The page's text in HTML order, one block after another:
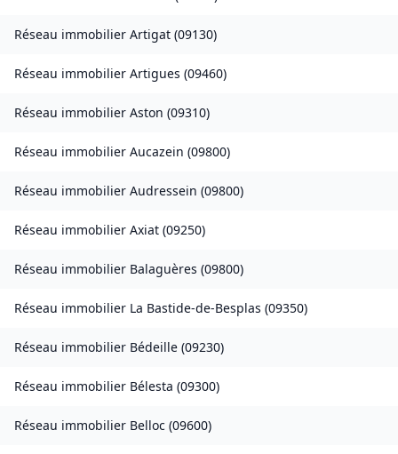
Réseau immobilier Artigat (09130)
Réseau immobilier Artigues (09460)
Réseau immobilier Aston (09310)
Réseau immobilier Aucazein (09800)
Réseau immobilier Audressein (09800)
Réseau immobilier Axiat (09250)
Réseau immobilier Balaguères (09800)
Réseau immobilier La Bastide-de-Besplas (09350)
Réseau immobilier Bédeille (09230)
Réseau immobilier Bélesta (09300)
Réseau immobilier Belloc (09600)